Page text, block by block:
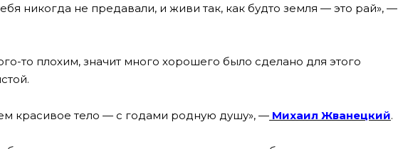
никогда не предавали, и живи так, как будто земля — это рай», —
то плохим, значит много хорошего было сделано для этого
красивое тело — с годами родную душу», — Михаил Жванецкий.